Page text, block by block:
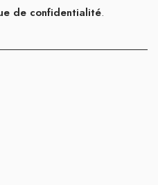
de confidentialité.